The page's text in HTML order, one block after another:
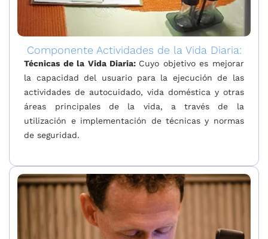
Componente Actividades de la Vida Diaria:
Técnicas de la Vida Diaria: Cuyo objetivo es mejorar
la capacidad del usuario para la ejecución de las
actividades de autocuidado, vida doméstica y otras
áreas principales de la vida, a través de la
utilización e implementación de técnicas y normas
de seguridad.